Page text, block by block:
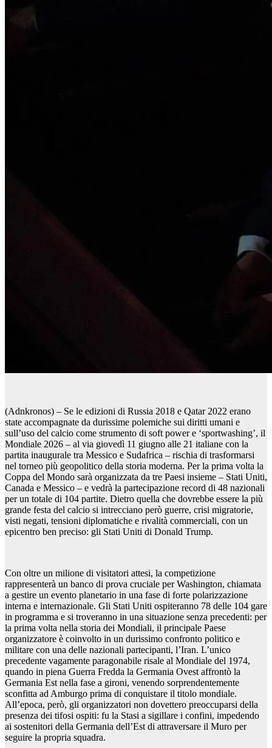
(Adnkronos) – Se le edizioni di Russia 2018 e Qatar 2022 erano
state accompagnate da durissime polemiche sui diritti umani e
sull’uso del calcio come strumento di soft power e ‘sportwashing’, il
Mondiale 2026 – al via giovedì 11 giugno alle 21 italiane con la
partita inaugurale tra Messico e Sudafrica – rischia di trasformarsi
nel torneo più geopolitico della storia moderna. Per la prima volta la
Coppa del Mondo sarà organizzata da tre Paesi insieme – Stati Uniti,
Canada e Messico – e vedrà la partecipazione record di 48 nazionali
per un totale di 104 partite. Dietro quella che dovrebbe essere la più
grande festa del calcio si intrecciano però guerre, crisi migratorie,
visti negati, tensioni diplomatiche e rivalità commerciali, con un
epicentro ben preciso: gli Stati Uniti di Donald Trump.
Con oltre un milione di visitatori attesi, la competizione
rappresenterà un banco di prova cruciale per Washington, chiamata
a gestire un evento planetario in una fase di forte polarizzazione
interna e internazionale. Gli Stati Uniti ospiteranno 78 delle 104 gare
in programma e si troveranno in una situazione senza precedenti: per
la prima volta nella storia dei Mondiali, il principale Paese
organizzatore è coinvolto in un durissimo confronto politico e
militare con una delle nazionali partecipanti, l’Iran. L’unico
precedente vagamente paragonabile risale al Mondiale del 1974,
quando in piena Guerra Fredda la Germania Ovest affrontò la
Germania Est nella fase a gironi, venendo sorprendentemente
sconfitta ad Amburgo prima di conquistare il titolo mondiale.
All’epoca, però, gli organizzatori non dovettero preoccuparsi della
presenza dei tifosi ospiti: fu la Stasi a sigillare i confini, impedendo
ai sostenitori della Germania dell’Est di attraversare il Muro per
seguire la propria squadra.